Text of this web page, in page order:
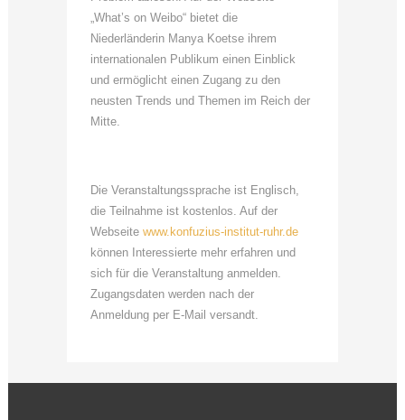
„What’s on Weibo“ bietet die
Niederländerin Manya Koetse ihrem
internationalen Publikum einen Einblick
und ermöglicht einen Zugang zu den
neusten Trends und Themen im Reich der
Mitte.
Die Veranstaltungssprache ist Englisch,
die Teilnahme ist kostenlos. Auf der
Webseite www.konfuzius-institut-ruhr.de
können Interessierte mehr erfahren und
sich für die Veranstaltung anmelden.
Zugangsdaten werden nach der
Anmeldung per E-Mail versandt.